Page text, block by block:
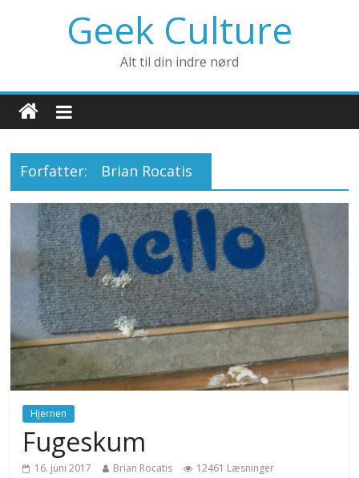
Geek Culture
Alt til din indre nørd
Forfatter: Brian Rocatis
Hjernen
Fugeskum
16. juni 2017 Brian Rocatis 12461 Læsninger